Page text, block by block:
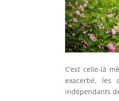
C’est celle-là
exacerbé, les
indépendants